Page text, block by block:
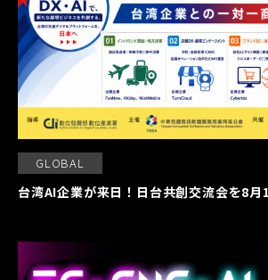
GLOBAL
台湾AI企業が来日！日台共創交流会を8月